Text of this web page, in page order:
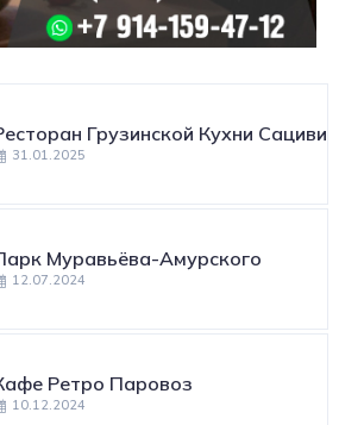
Грузинской Кухни Сациви
31.01.2025
Муравьёва-Амурского
12.07.2024
Ретро Паровоз
10.12.2024